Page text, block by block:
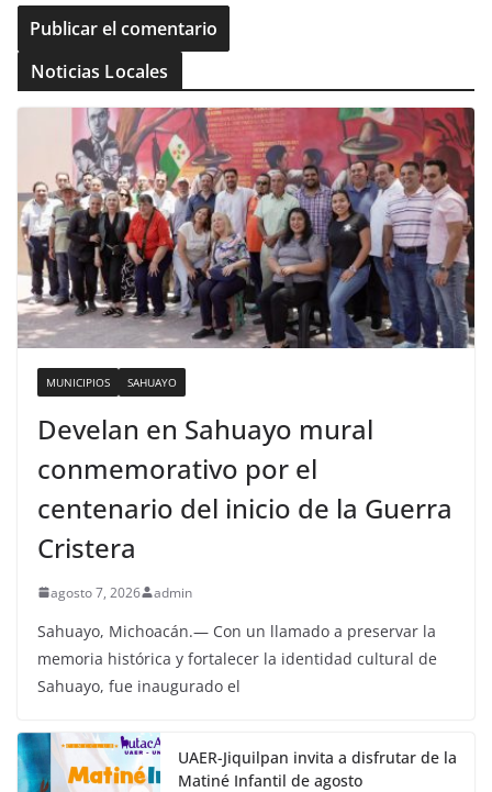
Noticias Locales
MUNICIPIOS SAHUAYO
Develan en Sahuayo mural
conmemorativo por el
centenario del inicio de la Guerra
Cristera
agosto 7, 2026 admin
Sahuayo, Michoacán.— Con un llamado a preservar la
memoria histórica y fortalecer la identidad cultural de
Sahuayo, fue inaugurado el
UAER-Jiquilpan invita a disfrutar de la
Matiné Infantil de agosto